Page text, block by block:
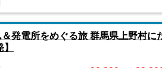
発電所をめぐる旅 群馬県上野村に